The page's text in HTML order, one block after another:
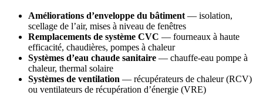
Améliorations d’enveloppe du bâtiment — isolation,
scellage de l’air, mises à niveau de fenêtres
Remplacements de système CVC — fourneaux à haute
efficacité, chaudières, pompes à chaleur
Systèmes d’eau chaude sanitaire — chauffe-eau pompe à
chaleur, thermal solaire
Systèmes de ventilation — récupérateurs de chaleur (RCV)
ou ventilateurs de récupération d’énergie (VRE)